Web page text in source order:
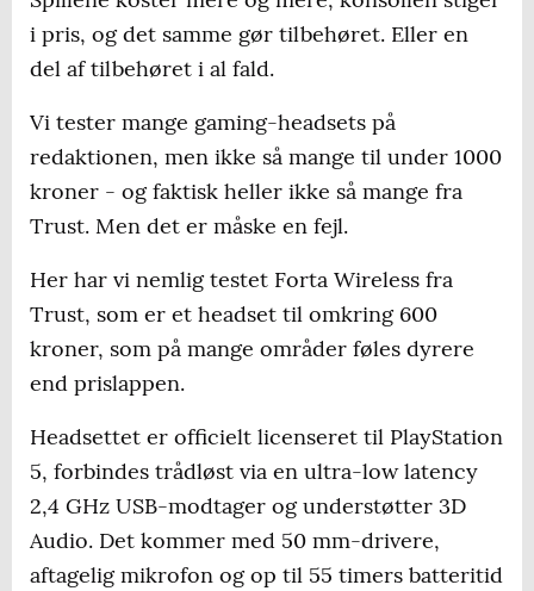
i pris, og det samme gør tilbehøret. Eller en
del af tilbehøret i al fald.
Vi tester mange gaming-headsets på
redaktionen, men ikke så mange til under 1000
kroner - og faktisk heller ikke så mange fra
Trust. Men det er måske en fejl.
Her har vi nemlig testet Forta Wireless fra
Trust, som er et headset til omkring 600
kroner, som på mange områder føles dyrere
end prislappen.
Headsettet er officielt licenseret til PlayStation
5, forbindes trådløst via en ultra-low latency
2,4 GHz USB-modtager og understøtter 3D
Audio. Det kommer med 50 mm-drivere,
aftagelig mikrofon og op til 55 timers batteritid